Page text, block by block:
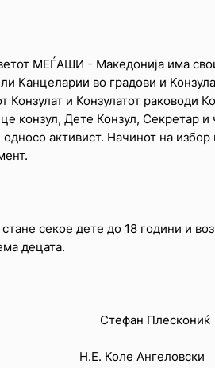
МЕЃАШИ - Македонија има
Канцеларии во градови и
и Конзулатот раководи
конзул, Дете Конзул, Секретар
активист. Начинот на
секое дете до 18 години и
децата.
Стефан Плескониќ
Коле Ангеловски